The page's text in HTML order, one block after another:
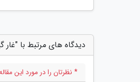
دیدگاه های مرتبط با
* نظرتان را در مورد این